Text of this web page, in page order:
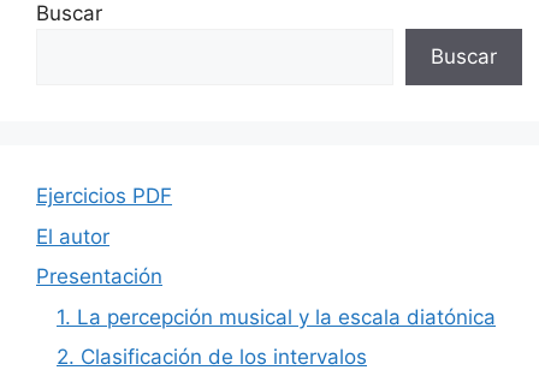
Buscar
Buscar
Ejercicios PDF
El autor
Presentación
1. La percepción musical y la escala diatónica
2. Clasificación de los intervalos